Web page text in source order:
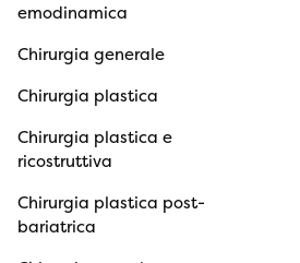
emodinamica
Chirurgia generale
Chirurgia plastica
Chirurgia plastica e
ricostruttiva
Chirurgia plastica post-
bariatrica